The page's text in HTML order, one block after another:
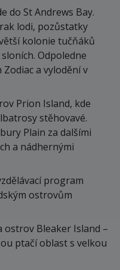
do St Andrews Bay.
lodi, pozůstatky
kolonie tučňáků
Odpoledne
a vylodění v
Prion Island, kde
stěhovavé.
Plain za dalšími
a nádhernými
program
ostrovům
ostrov Bleaker Island –
ptačí oblast s velkou